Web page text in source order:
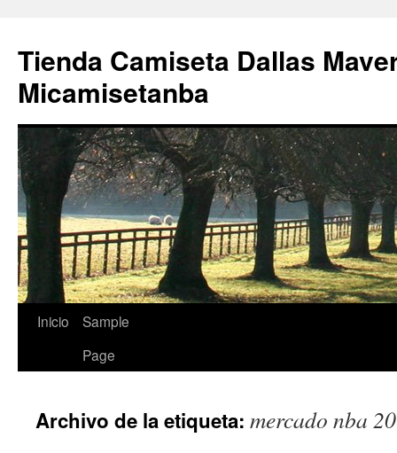
Tienda Camiseta Dallas
Micamisetanba
Saltar
Inicio
Sample
Page
Archivo de la etiqueta: mercado nba